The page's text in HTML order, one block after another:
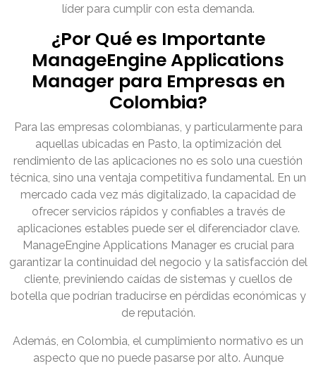
líder para cumplir con esta demanda.
¿Por Qué es Importante
ManageEngine Applications
Manager para Empresas en
Colombia?
Para las empresas colombianas, y particularmente para
aquellas ubicadas en Pasto, la optimización del
rendimiento de las aplicaciones no es solo una cuestión
técnica, sino una ventaja competitiva fundamental. En un
mercado cada vez más digitalizado, la capacidad de
ofrecer servicios rápidos y confiables a través de
aplicaciones estables puede ser el diferenciador clave.
ManageEngine Applications Manager es crucial para
garantizar la continuidad del negocio y la satisfacción del
cliente, previniendo caídas de sistemas y cuellos de
botella que podrían traducirse en pérdidas económicas y
de reputación.
Además, en Colombia, el cumplimiento normativo es un
aspecto que no puede pasarse por alto. Aunque